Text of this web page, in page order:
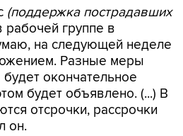
(поддержка пострадавших
группе в
на следующей неделе
Разные меры
окончательное
будет объявлено. (...) В
отсрочки, рассрочки
он.